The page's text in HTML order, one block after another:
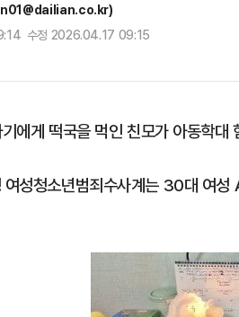
수정 2026.04.17 09:15
에게 떡국을 먹인 친모가 아동학대
성청소년범죄수사계는 30대 여